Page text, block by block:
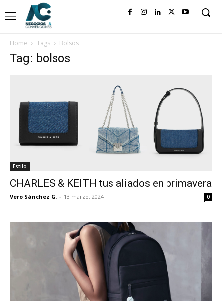
Home Tags Bolsos
Tag: bolsos
Estilo
CHARLES & KEITH tus aliados en primavera
Vero Sánchez G. - 13 marzo, 2024 0